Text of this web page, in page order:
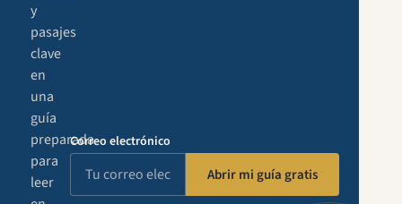
y
pasajes
clave
en
una
guía
preparada
para
leer
Correo electrónico
Abrir mi guía gratis